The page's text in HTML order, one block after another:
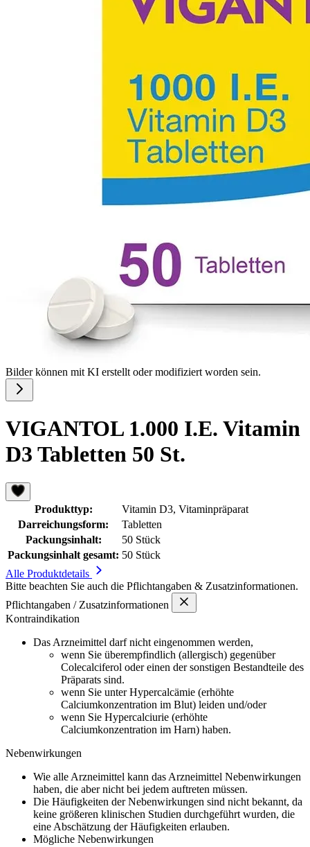
Bilder können mit KI erstellt oder modifiziert worden sein.
VIGANTOL 1.000 I.E. Vitamin
D3 Tabletten 50 St.
Produkttyp:
Vitamin D3, Vitaminpräparat
Darreichungsform:
Tabletten
Packungsinhalt:
50 Stück
Packungsinhalt gesamt: 50 Stück
Alle Produktdetails
Bitte beachten Sie auch die Pflichtangaben & Zusatzinformationen.
Pflichtangaben / Zusatzinformationen
Kontraindikation
Das Arzneimittel darf nicht eingenommen werden,
wenn Sie überempfindlich (allergisch) gegenüber
Colecalciferol oder einen der sonstigen Bestandteile des
Präparats sind.
wenn Sie unter Hypercalcämie (erhöhte
Calciumkonzentration im Blut) leiden und/oder
wenn Sie Hypercalciurie (erhöhte
Calciumkonzentration im Harn) haben.
Nebenwirkungen
Wie alle Arzneimittel kann das Arzneimittel Nebenwirkungen
haben, die aber nicht bei jedem auftreten müssen.
Die Häufigkeiten der Nebenwirkungen sind nicht bekannt, da
keine größeren klinischen Studien durchgeführt wurden, die
eine Abschätzung der Häufigkeiten erlauben.
Mögliche Nebenwirkungen